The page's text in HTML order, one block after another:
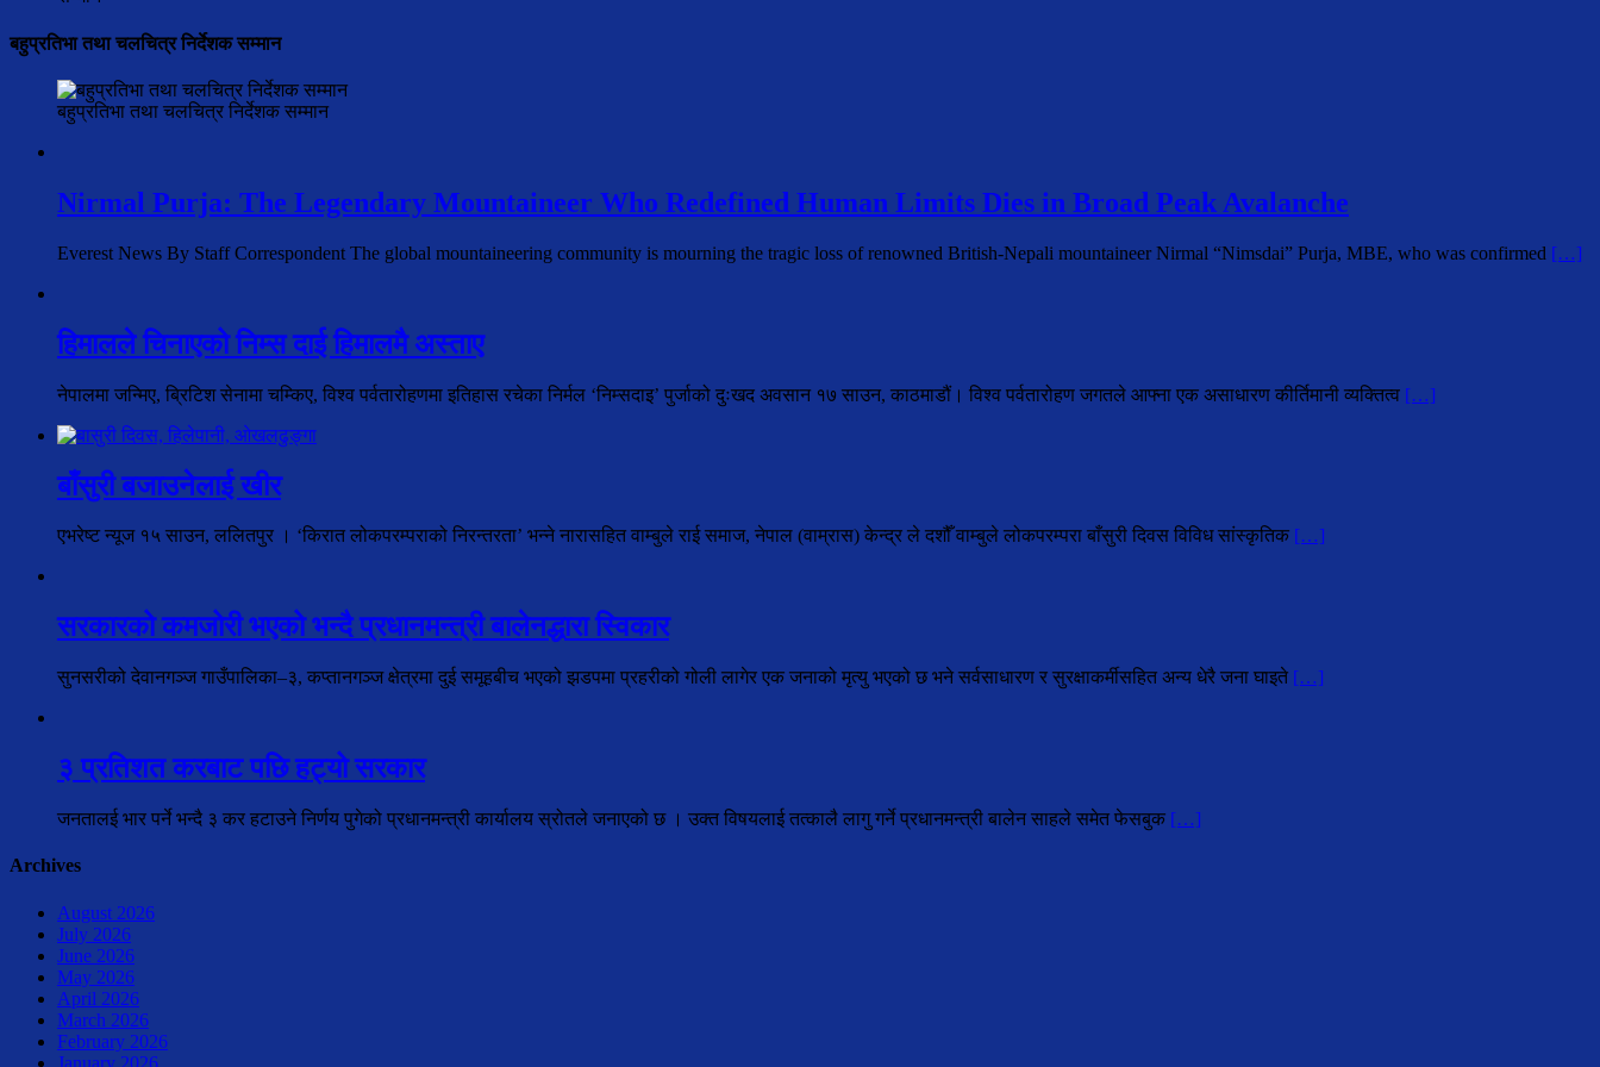
बहुप्रतिभा तथा चलचित्र निर्देशक सम्मान
बहुप्रतिभा तथा चलचित्र निर्देशक सम्मान
Nirmal Purja: The Legendary Mountaineer Who Redefined Human Limits Dies in Broad Peak Avalanche
Everest News By Staff Correspondent The global mountaineering community is mourning the tragic loss of renowned British-Nepali mountaineer Nirmal “Nimsdai” Purja, MBE, who was confirmed […]
हिमालले चिनाएको निम्स दाई हिमालमै अस्ताए
नेपालमा जन्मिए, ब्रिटिश सेनामा चम्किए, विश्व पर्वतारोहणमा इतिहास रचेका निर्मल ‘निम्सदाइ’ पुर्जाको दुःखद अवसान १७ साउन, काठमाडौं। विश्व पर्वतारोहण जगतले आफ्ना एक असाधारण कीर्तिमानी व्यक्तित्व […]
बाँसुरी बजाउनेलाई खीर
एभरेष्ट न्यूज १५ साउन, ललितपुर । ‘किरात लोकपरम्पराको निरन्तरता’ भन्ने नारासहित वाम्बुले राई समाज, नेपाल (वाम्रास) केन्द्र ले दशौँ वाम्बुले लोकपरम्परा बाँसुरी दिवस विविध सांस्कृतिक […]
सरकारको कमजोरी भएको भन्दै प्रधानमन्त्री बालेनद्धारा स्विकार
सुनसरीको देवानगञ्ज गाउँपालिका–३, कप्तानगञ्ज क्षेत्रमा दुई समूहबीच भएको झडपमा प्रहरीको गोली लागेर एक जनाको मृत्यु भएको छ भने सर्वसाधारण र सुरक्षाकर्मीसहित अन्य धेरै जना घाइते […]
३ प्रतिशत करबाट पछि हट्यो सरकार
जनतालई भार पर्ने भन्दै ३ कर हटाउने निर्णय पुगेको प्रधानमन्त्री कार्यालय स्रोतले जनाएको छ । उक्त विषयलाई तत्कालै लागु गर्ने प्रधानमन्त्री बालेन साहले समेत फेसबुक […]
Archives
August 2026
July 2026
June 2026
May 2026
April 2026
March 2026
February 2026
January 2026